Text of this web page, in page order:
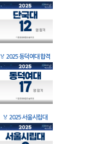
🏅 2025 동덕여대 합격
🏅 2025 서울시립대